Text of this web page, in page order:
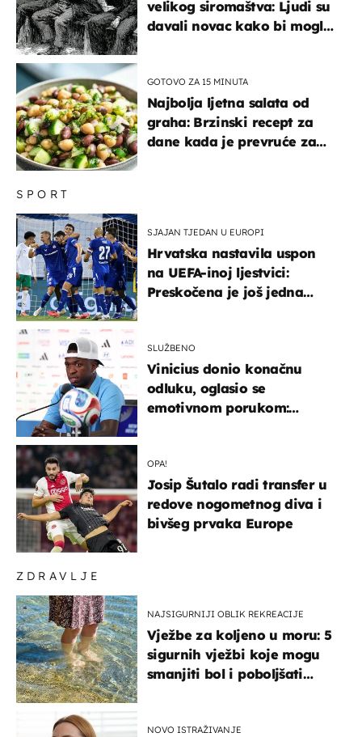
ZDRAVLJE
NAJSIGURNIJI OBLIK REKREACIJE
Vježbe za koljeno u moru: 5
sigurnih vježbi koje mogu
smanjiti bol i poboljšati
NOVO ISTRAŽIVANJE
SPORT
SJAJAN TJEDAN U EUROPI
Hrvatska nastavila uspon
na UEFA-inoj ljestvici:
Preskočena je još jedna
SLUŽBENO
Vinicius donio konačnu
odluku, oglasio se
emotivnom porukom:
OPA!
Josip Šutalo radi transfer u
redove nogometnog diva i
bivšeg prvaka Europe
velikog siromaštva: Ljudi su
davali novac kako bi mogli
GOTOVO ZA 15 MINUTA
Najbolja ljetna salata od
graha: Brzinski recept za
dane kada je prevruće za